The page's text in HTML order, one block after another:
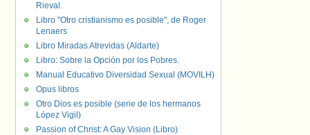
Rieval.
Libro "Otro cristianismo es posible", de Roger
Lenaers
Libro Miradas Atrevidas (Aldarte)
Libro: Sobre la Opción por los Pobres.
Manual Educativo Diversidad Sexual (MOVILH)
Opus libros
Otro Dios es posible (serie de los hermanos
López Vigil)
Passion of Christ: A Gay Vision (Libro)